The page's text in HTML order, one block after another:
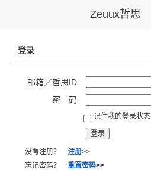
Zeuux哲思
登录
邮箱／哲思ID
密 码
记住我的登录状态
没有注册？ 注册>>
忘记密码？ 重置密码>>